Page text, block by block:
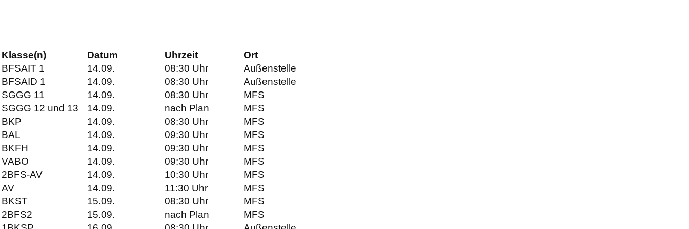
Klasse(n) Datum Uhrzeit
Ort
BFSAIT 1
14.09. 08:30 Uhr
Außenstelle
BFSAID 1
14.09. 08:30 Uhr
Außenstelle
SGGG 11
14.09. 08:30 Uhr
MFS
SGGG 12 und 13
14.09. nach Plan
MFS
BKP
14.09. 08:30 Uhr
MFS
BAL
14.09. 09:30 Uhr
MFS
BKFH
14.09. 09:30 Uhr
MFS
VABO
14.09. 09:30 Uhr
MFS
2BFS-AV
14.09. 10:30 Uhr
MFS
AV
14.09. 11:30 Uhr
MFS
BKST
15.09. 08:30 Uhr
MFS
2BFS2
15.09. nach Plan
MFS